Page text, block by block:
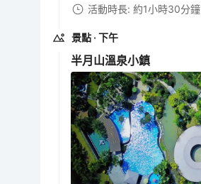
活動時長: 約1小時30分鐘
景點 · 下午
半月山溫泉小鎮